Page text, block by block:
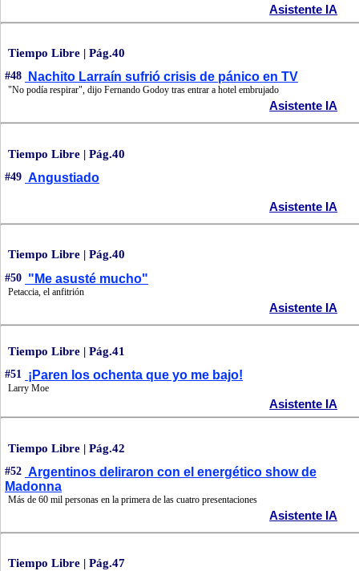
Asistente IA
Tiempo Libre | Pág.40
#48 Nachito Larraín sufrió crisis de pánico en TV
"No podía respirar", dijo Fernando Godoy tras entrar a hotel embrujado
Asistente IA
Tiempo Libre | Pág.40
#49 Angustiado
Asistente IA
Tiempo Libre | Pág.40
#50 "Me asusté mucho"
Petaccia, el anfitrión
Asistente IA
Tiempo Libre | Pág.41
#51 ¡Paren los ochenta que yo me bajo!
Larry Moe
Asistente IA
Tiempo Libre | Pág.42
#52 Argentinos deliraron con el energético show de
Madonna
Más de 60 mil personas en la primera de las cuatro presentaciones
Asistente IA
Tiempo Libre | Pág.47